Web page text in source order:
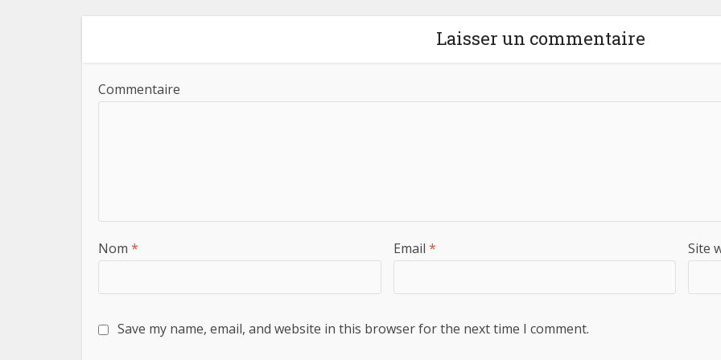
Laisser un commentaire
Commentaire
Nom * Email * Site
Save my name, email, and website in this browser for the next time I comment.